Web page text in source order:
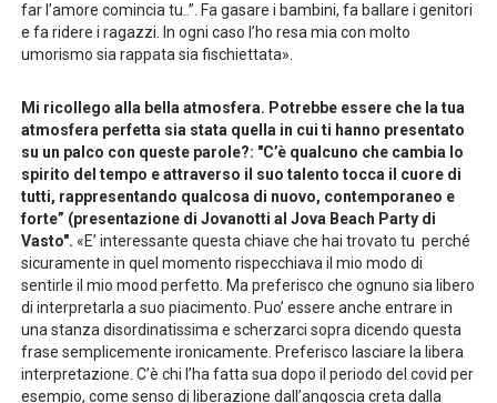
far l’amore comincia tu..”. Fa gasare i bambini, fa ballare i genitori
e fa ridere i ragazzi. In ogni caso l’ho resa mia con molto
umorismo sia rappata sia fischiettata».
Mi ricollego alla bella atmosfera. Potrebbe essere che la tua
atmosfera perfetta sia stata quella in cui ti hanno presentato
su un palco con queste parole?: "C’è qualcuno che cambia lo
spirito del tempo e attraverso il suo talento tocca il cuore di
tutti, rappresentando qualcosa di nuovo, contemporaneo e
forte” (presentazione di Jovanotti al Jova Beach Party di
Vasto". «E’ interessante questa chiave che hai trovato tu perché
sicuramente in quel momento rispecchiava il mio modo di
sentirle il mio mood perfetto. Ma preferisco che ognuno sia libero
di interpretarla a suo piacimento. Puo’ essere anche entrare in
una stanza disordinatissima e scherzarci sopra dicendo questa
frase semplicemente ironicamente. Preferisco lasciare la libera
interpretazione. C’è chi l’ha fatta sua dopo il periodo del covid per
esempio, come senso di liberazione dall’angoscia creta dalla